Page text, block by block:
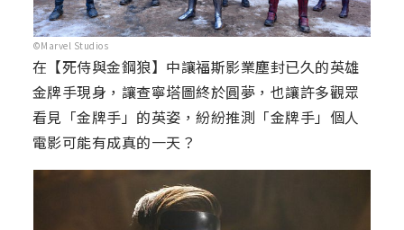
©Marvel Studios
在【死侍與金鋼狼】中讓福斯影業塵封已久的英雄
金牌手現身，讓查寧塔圖終於圓夢，也讓許多觀眾
看見「金牌手」的英姿，紛紛推測「金牌手」個人
電影可能有成真的一天？